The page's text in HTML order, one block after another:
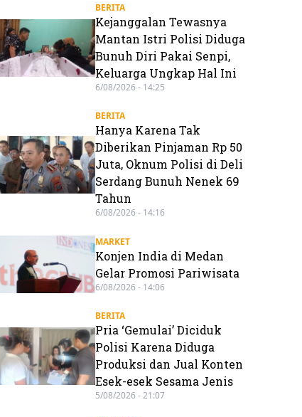
BERITA
Kejanggalan Tewasnya
Mantan Istri Polisi Diduga
Bunuh Diri Pakai Senpi,
Keluarga Ungkap Hal Ini
6/08/2026 - 14:25
BERITA
Hanya Karena Tak
Diberikan Pinjaman Rp 50
Juta, Oknum Polisi di Deli
Serdang Bunuh Nenek 69
Tahun
6/08/2026 - 14:16
MARKET
Konjen India di Medan
Gelar Promosi Pariwisata
6/08/2026 - 14:06
BERITA
Pria ‘Gemulai’ Diciduk
Polisi Karena Diduga
Produksi dan Jual Konten
Esek-esek Sesama Jenis
5/08/2026 - 21:07